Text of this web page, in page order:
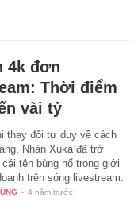
4k đơn
Thời điểm
vài tỷ
thay đổi tư duy về cách
Nhàn Xuka đã trở
cái tên bùng nổ trong giới
trên sóng livestream.
- 4 năm trước